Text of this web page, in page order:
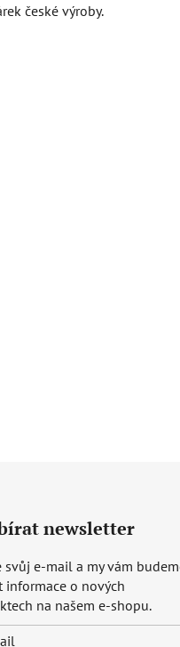
české výroby.
newsletter
svůj e-mail a my vám
informace o nových
na našem e-shopu.